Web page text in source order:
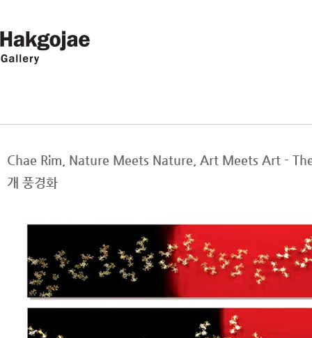
Chae Rim, Nature Meets Nature, Art Meets Art -
개 풍경화